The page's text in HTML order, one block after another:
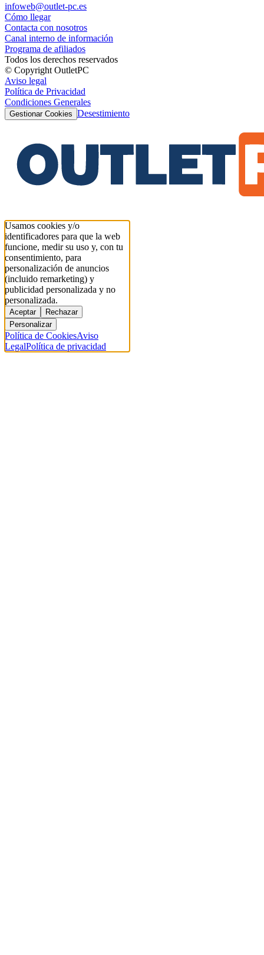
infoweb@outlet-pc.es
Cómo llegar
Contacta con nosotros
Canal interno de información
Programa de afiliados
Todos los derechos reservados
© Copyright OutletPC
Aviso legal
Política de Privacidad
Condiciones Generales
Gestionar Cookies Desestimiento
Usamos cookies y/o
identificadores para que la web
funcione, medir su uso y, con tu
consentimiento, para
personalización de anuncios
(incluido remarketing) y
publicidad personalizada y no
personalizada.
Aceptar
Rechazar
Personalizar
Política de CookiesAviso
LegalPolítica de privacidad